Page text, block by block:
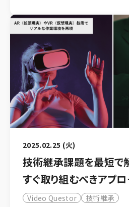
2025.02.25 (火)
技術継承課題を最短で
すぐ取り組むべきアプ
Video Questor 技術継承